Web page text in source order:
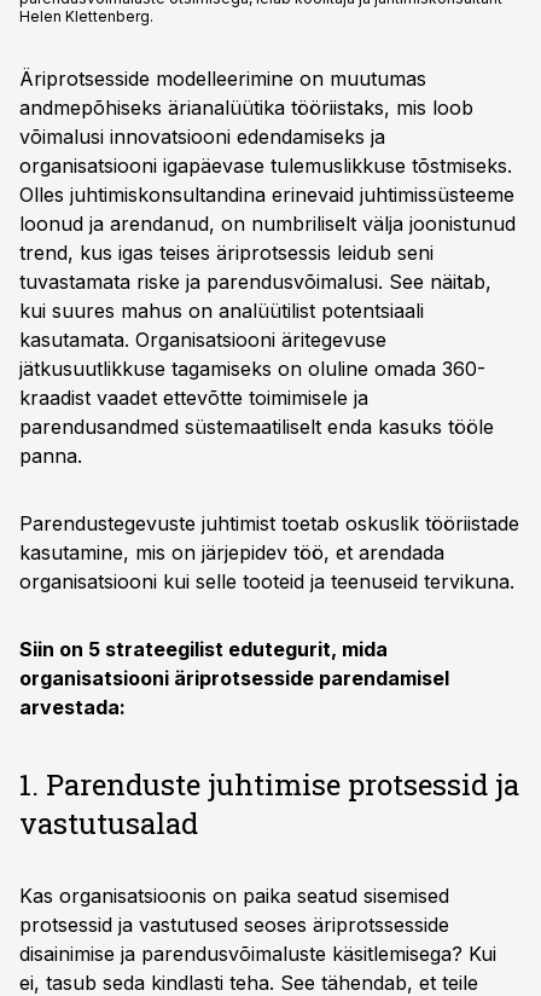
Helen Klettenberg.
Äriprotsesside modelleerimine on muutumas
andmepõhiseks ärianalüütika tööriistaks, mis loob
võimalusi innovatsiooni edendamiseks ja
organisatsiooni igapäevase tulemuslikkuse tõstmiseks.
Olles juhtimiskonsultandina erinevaid juhtimissüsteeme
loonud ja arendanud, on numbriliselt välja joonistunud
trend, kus igas teises äriprotsessis leidub seni
tuvastamata riske ja parendusvõimalusi. See näitab,
kui suures mahus on analüütilist potentsiaali
kasutamata. Organisatsiooni äritegevuse
jätkusuutlikkuse tagamiseks on oluline omada 360-
kraadist vaadet ettevõtte toimimisele ja
parendusandmed süstemaatiliselt enda kasuks tööle
panna.
Parendustegevuste juhtimist toetab oskuslik tööriistade
kasutamine, mis on järjepidev töö, et arendada
organisatsiooni kui selle tooteid ja teenuseid tervikuna.
Siin on 5 strateegilist edutegurit, mida
organisatsiooni äriprotsesside parendamisel
arvestada:
1. Parenduste juhtimise protsessid ja
vastutusalad
Kas organisatsioonis on paika seatud sisemised
protsessid ja vastutused seoses äriprotssesside
disainimise ja parendusvõimaluste käsitlemisega? Kui
ei, tasub seda kindlasti teha. See tähendab, et teile